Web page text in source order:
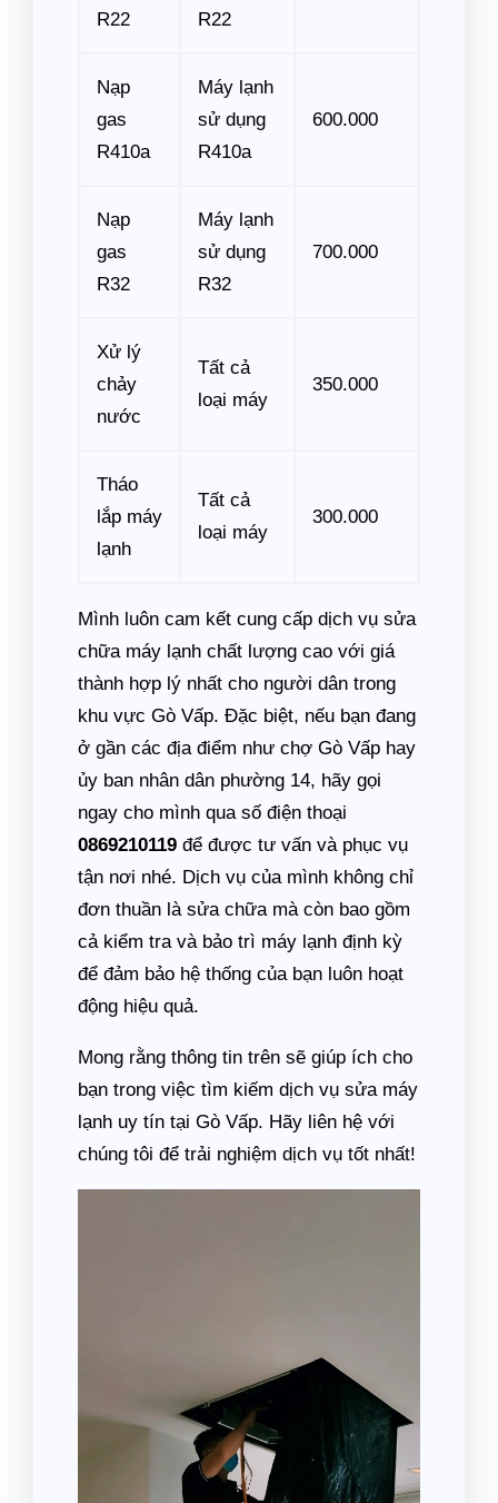
R22 R22
Nạp
gas
R410a
Máy lạnh
sử dụng
R410a
600.000
Nạp
gas
R32
Máy lạnh
sử dụng
R32
700.000
Xử lý
chảy
nước
Tất cả
loại máy
350.000
Tháo
lắp máy
lạnh
Tất cả
loại máy
300.000
Mình luôn cam kết cung cấp dịch vụ sửa
chữa máy lạnh chất lượng cao với giá
thành hợp lý nhất cho người dân trong
khu vực Gò Vấp. Đặc biệt, nếu bạn đang
ở gần các địa điểm như chợ Gò Vấp hay
ủy ban nhân dân phường 14, hãy gọi
ngay cho mình qua số điện thoại
0869210119 để được tư vấn và phục vụ
tận nơi nhé. Dịch vụ của mình không chỉ
đơn thuần là sửa chữa mà còn bao gồm
cả kiểm tra và bảo trì máy lạnh định kỳ
để đảm bảo hệ thống của bạn luôn hoạt
động hiệu quả.
Mong rằng thông tin trên sẽ giúp ích cho
bạn trong việc tìm kiếm dịch vụ sửa máy
lạnh uy tín tại Gò Vấp. Hãy liên hệ với
chúng tôi để trải nghiệm dịch vụ tốt nhất!